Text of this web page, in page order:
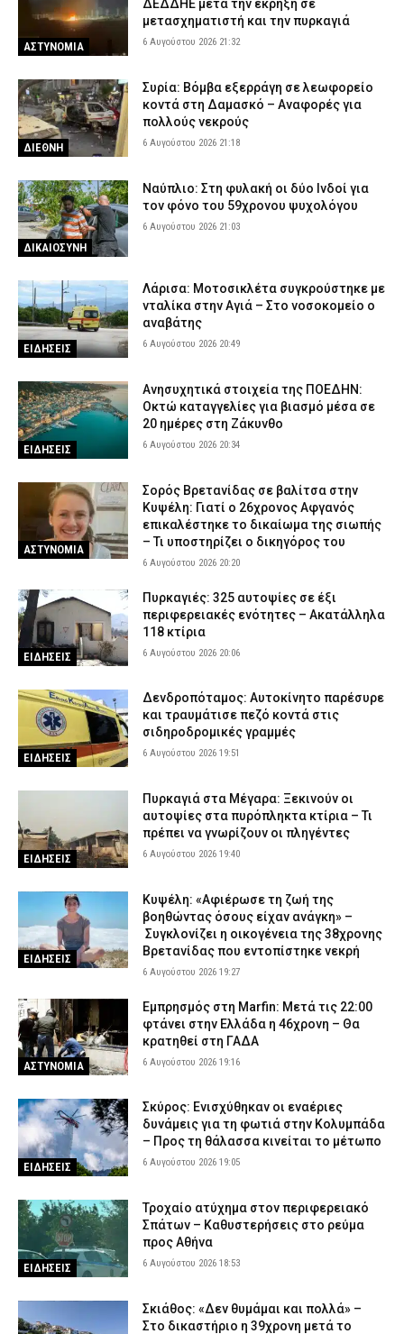
ΑΣΤΥΝΟΜΙΑ 6 Αυγούστου 2026 15:07
ΑΣΤΥΝΟΜΙΑ
ΔΕΔΔΗΕ μετά την έκρηξη σε
μετασχηματιστή και την πυρκαγιά
6 Αυγούστου 2026 21:32
ΔΙΕΘΝΗ
Συρία: Βόμβα εξερράγη σε λεωφορείο
κοντά στη Δαμασκό – Αναφορές για
πολλούς νεκρούς
6 Αυγούστου 2026 21:18
ΔΙΚΑΙΟΣΥΝΗ
Ναύπλιο: Στη φυλακή οι δύο Ινδοί για
τον φόνο του 59χρονου ψυχολόγου
6 Αυγούστου 2026 21:03
ΕΙΔΗΣΕΙΣ
Λάρισα: Μοτοσικλέτα συγκρούστηκε με
νταλίκα στην Αγιά – Στο νοσοκομείο ο
αναβάτης
6 Αυγούστου 2026 20:49
ΕΙΔΗΣΕΙΣ
Ανησυχητικά στοιχεία της ΠΟΕΔΗΝ:
Οκτώ καταγγελίες για βιασμό μέσα σε
20 ημέρες στη Ζάκυνθο
6 Αυγούστου 2026 20:34
ΑΣΤΥΝΟΜΙΑ
Σορός Βρετανίδας σε βαλίτσα στην
Κυψέλη: Γιατί ο 26χρονος Αφγανός
επικαλέστηκε το δικαίωμα της σιωπής
– Τι υποστηρίζει ο δικηγόρος του
6 Αυγούστου 2026 20:20
ΕΙΔΗΣΕΙΣ
Πυρκαγιές: 325 αυτοψίες σε έξι
περιφερειακές ενότητες – Ακατάλληλα
118 κτίρια
6 Αυγούστου 2026 20:06
ΕΙΔΗΣΕΙΣ
Δενδροπόταμος: Αυτοκίνητο παρέσυρε
και τραυμάτισε πεζό κοντά στις
σιδηροδρομικές γραμμές
6 Αυγούστου 2026 19:51
ΕΙΔΗΣΕΙΣ
Πυρκαγιά στα Μέγαρα: Ξεκινούν οι
αυτοψίες στα πυρόπληκτα κτίρια – Τι
πρέπει να γνωρίζουν οι πληγέντες
6 Αυγούστου 2026 19:40
ΕΙΔΗΣΕΙΣ
Κυψέλη: «Αφιέρωσε τη ζωή της
βοηθώντας όσους είχαν ανάγκη» –
Συγκλονίζει η οικογένεια της 38χρονης
Βρετανίδας που εντοπίστηκε νεκρή
6 Αυγούστου 2026 19:27
ΑΣΤΥΝΟΜΙΑ
Εμπρησμός στη Marfin: Μετά τις 22:00
φτάνει στην Ελλάδα η 46χρονη – Θα
κρατηθεί στη ΓΑΔΑ
6 Αυγούστου 2026 19:16
ΕΙΔΗΣΕΙΣ
Σκύρος: Ενισχύθηκαν οι εναέριες
δυνάμεις για τη φωτιά στην Κολυμπάδα
– Προς τη θάλασσα κινείται το μέτωπο
6 Αυγούστου 2026 19:05
ΕΙΔΗΣΕΙΣ
Τροχαίο ατύχημα στον περιφερειακό
Σπάτων – Καθυστερήσεις στο ρεύμα
προς Αθήνα
6 Αυγούστου 2026 18:53
Σκιάθος: «Δεν θυμάμαι και πολλά» –
Στο δικαστήριο η 39χρονη μετά το